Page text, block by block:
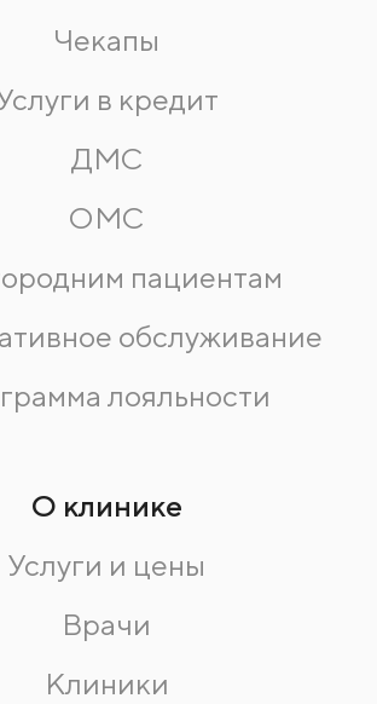
Чекапы
в кредит
ДМС
ОМС
пациентам
обслуживание
лояльности
О клинике
Услуги и цены
Врачи
Клиники